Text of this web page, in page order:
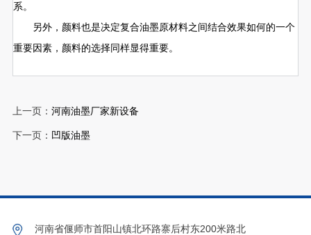
系。
另外，颜料也是决定复合油墨原材料之间结合效果如何的一个
重要因素，颜料的选择同样显得重要。
上一页： 河南油墨厂家新设备
下一页： 凹版油墨
河南省偃师市首阳山镇北环路寨后村东200米路北